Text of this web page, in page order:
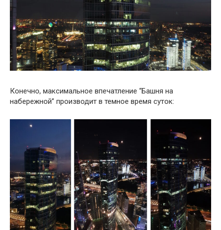
Конечно, максимальное впечатление “Башня на
набережной” производит в темное время суток: